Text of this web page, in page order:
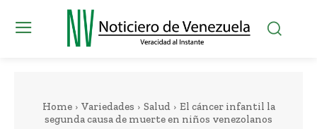
Home Variedades Salud
El cáncer infantil la
segunda causa de muerte en niños venezolanos